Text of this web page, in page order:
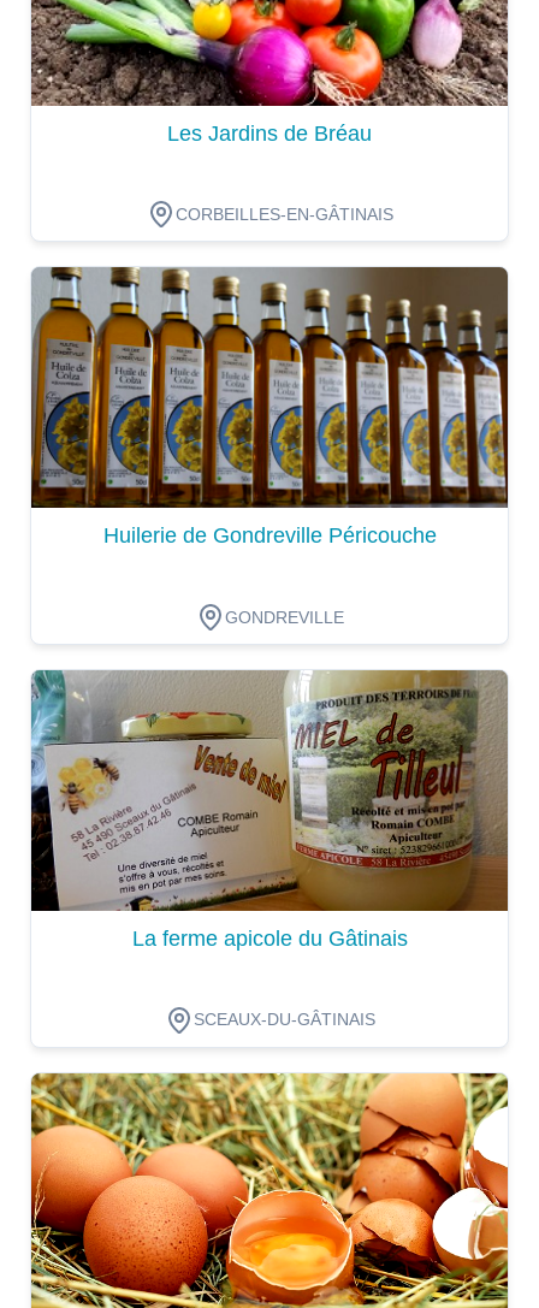
Les Jardins de Bréau
CORBEILLES-EN-GÂTINAIS
Dégustation
Huilerie de Gondreville Péricouche
GONDREVILLE
Dégustation
La ferme apicole du Gâtinais
SCEAUX-DU-GÂTINAIS
Dégustation